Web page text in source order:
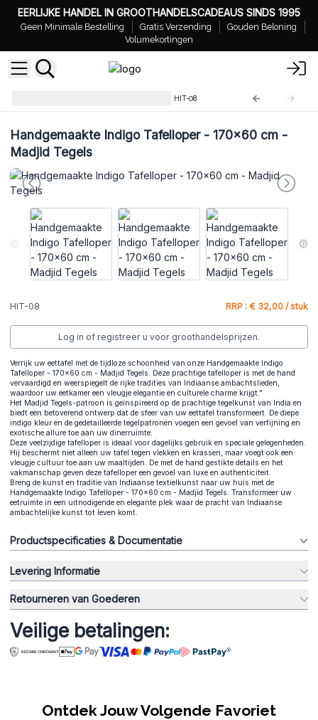
EERLIJKE HANDEL IN GROOTHANDELSCADEAUS SINDS 1995
Geen Minimale Bestelling Gratis Verzending
Gouden Beloning
Volumekortingen
HIT-08
Handgemaakte Indigo Tafelloper - 170x60 cm -
Madjid Tegels
HIT-08 RRP : € 32,00 / stuk
Log in of registreer u voor groothandelsprijzen.
Verrijk uw eettafel met de tijdloze schoonheid van onze Handgemaakte Indigo
Tafelloper - 170x60 cm - Madjid Tegels. Deze prachtige tafelloper is met de hand
vervaardigd en weerspiegelt de rijke tradities van Indiaanse ambachtslieden,
waardoor uw eetkamer een vleugje elegantie en culturele charme krijgt."
Het Madjid Tegels-patroon is geïnspireerd op de prachtige tegelkunst van India en
biedt een betoverend ontwerp dat de sfeer van uw eettafel transformeert. De diepe
indigo kleur en de gedetailleerde tegelpatronen voegen een gevoel van verfijning en
exotische allure toe aan uw dinerruimte.
Deze veelzijdige tafelloper is ideaal voor dagelijks gebruik en speciale gelegenheden.
Hij beschermt niet alleen uw tafel tegen vlekken en krassen, maar voegt ook een
vleugje cultuur toe aan uw maaltijden. De met de hand gestikte details en het
vakmanschap geven deze tafelloper een gevoel van luxe en authenticiteit.
Breng de kunst en traditie van Indiaanse textielkunst naar uw huis met de
Handgemaakte Indigo Tafelloper - 170x60 cm - Madjid Tegels. Transformeer uw
eetruimte in een uitnodigende en elegante plek waar de pracht van Indiaanse
ambachtelijke kunst tot leven komt.
Productspecificaties & Documentatie
Levering Informatie
Retourneren van Goederen
Veilige betalingen:
Ontdek Jouw Volgende Favoriet